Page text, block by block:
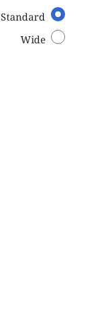
Standard
Wide